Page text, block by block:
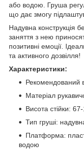
або водою. Груша
що дає змогу
Надувна конструкція
заняття з нею
позитивні емоції.
та активного дозвілля!
Характеристики:
Рекомендований
Матеріал
Висота стійки:
Тип груші:
Платформа:
водою